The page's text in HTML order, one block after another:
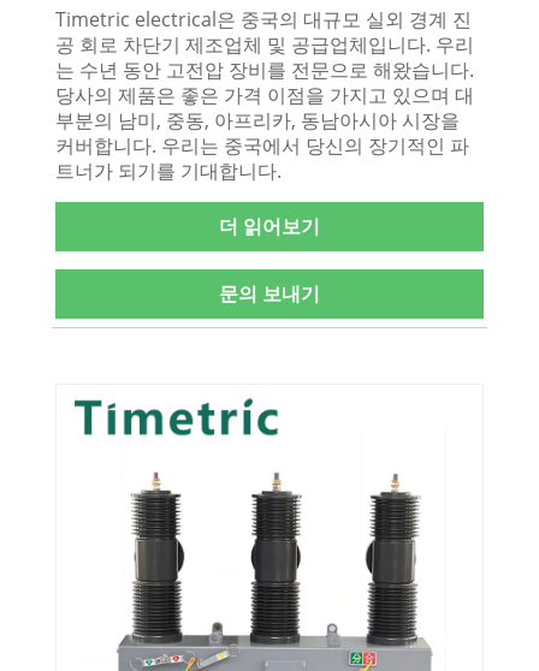
Timetric electrical은 중국의 대규모 실외 경계 진
공 회로 차단기 제조업체 및 공급업체입니다. 우리
는 수년 동안 고전압 장비를 전문으로 해왔습니다.
당사의 제품은 좋은 가격 이점을 가지고 있으며 대
부분의 남미, 중동, 아프리카, 동남아시아 시장을
커버합니다. 우리는 중국에서 당신의 장기적인 파
트너가 되기를 기대합니다.
더 읽어보기
문의 보내기